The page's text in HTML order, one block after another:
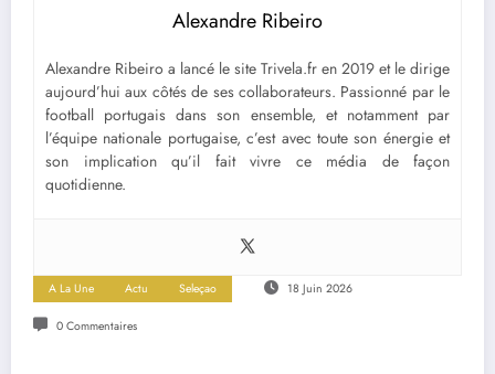
Alexandre Ribeiro
Alexandre Ribeiro a lancé le site Trivela.fr en 2019 et le dirige
aujourd’hui aux côtés de ses collaborateurs. Passionné par le
football portugais dans son ensemble, et notamment par
l’équipe nationale portugaise, c’est avec toute son énergie et
son implication qu’il fait vivre ce média de façon
quotidienne.
A La Une Actu Seleçao 18 Juin 2026
0 Commentaires